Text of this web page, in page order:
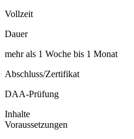
Vollzeit
Dauer
mehr als 1 Woche bis 1 Monat
Abschluss/Zertifikat
DAA-Prüfung
Inhalte
Voraussetzungen